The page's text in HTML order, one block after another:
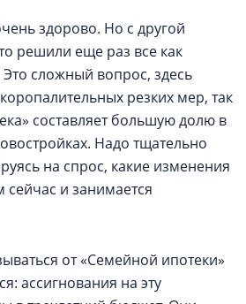
здорово. Но с другой
решили еще раз все как
Это сложный вопрос, здесь
резких мер, так
составляет большую долю в
Надо тщательно
на спрос, какие изменения
сейчас и занимается
от «Семейной ипотеки»
ассигнования на эту